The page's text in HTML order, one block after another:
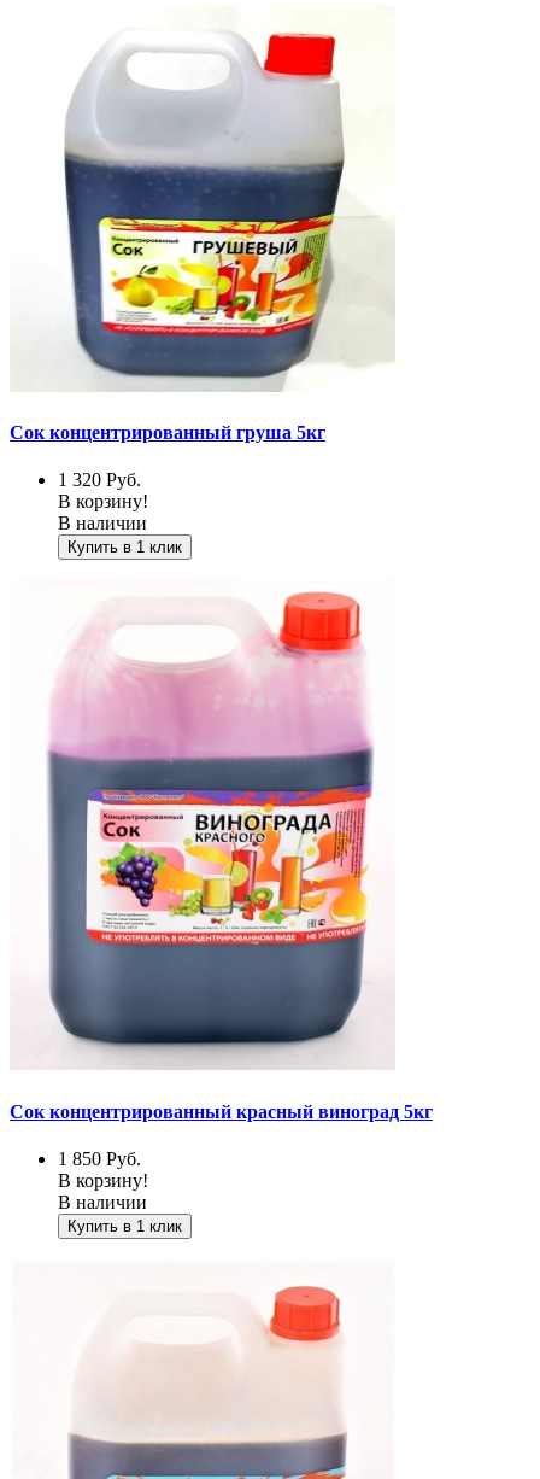
Сок концентрированный груша 5кг
1 320 Руб.
В корзину!
В наличии
Купить в 1 клик
Сок концентрированный красный виноград 5кг
1 850 Руб.
В корзину!
В наличии
Купить в 1 клик